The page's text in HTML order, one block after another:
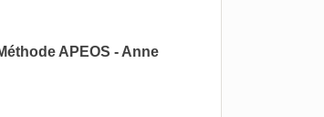
APEOS - Anne